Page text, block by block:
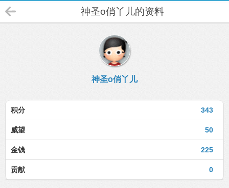
神圣o俏丫儿的资料
神圣o俏丫儿
343
积分
50
威望
225
金钱
0
贡献